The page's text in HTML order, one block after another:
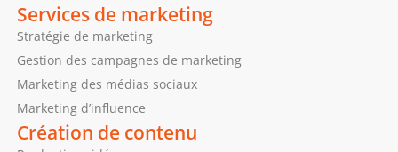
Services de marketing
Stratégie de marketing
Gestion des campagnes de marketing
Marketing des médias sociaux
Marketing d’influence
Création de contenu